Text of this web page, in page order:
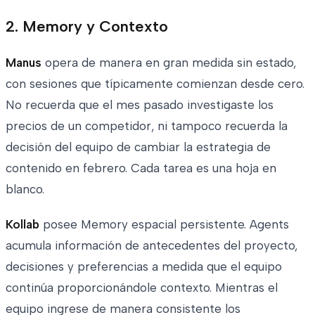
2. Memory y Contexto
Manus opera de manera en gran medida sin estado,
con sesiones que típicamente comienzan desde cero.
No recuerda que el mes pasado investigaste los
precios de un competidor, ni tampoco recuerda la
decisión del equipo de cambiar la estrategia de
contenido en febrero. Cada tarea es una hoja en
blanco.
Kollab posee Memory espacial persistente. Agents
acumula información de antecedentes del proyecto,
decisiones y preferencias a medida que el equipo
continúa proporcionándole contexto. Mientras el
equipo ingrese de manera consistente los